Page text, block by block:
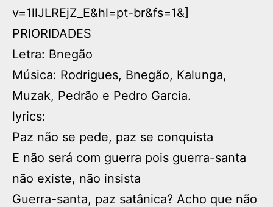
v=1llJLREjZ_E&hl=pt-br&fs=1&]
PRIORIDADES
Letra: Bnegão
Música: Rodrigues, Bnegão, Kalunga,
Muzak, Pedrão e Pedro Garcia.
lyrics:
Paz não se pede, paz se conquista
E não será com guerra pois guerra-santa
não existe, não insista
Guerra-santa, paz satânica? Acho que não